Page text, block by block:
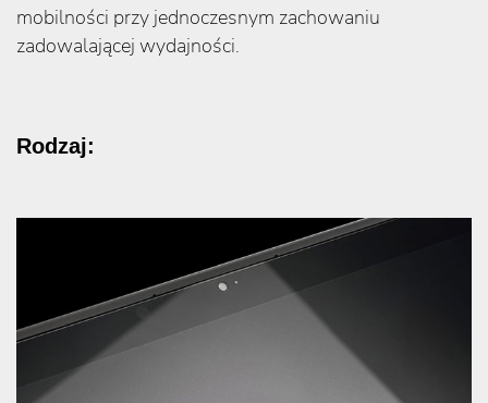
mobilności przy jednoczesnym zachowaniu
zadowalającej wydajności.
Rodzaj: